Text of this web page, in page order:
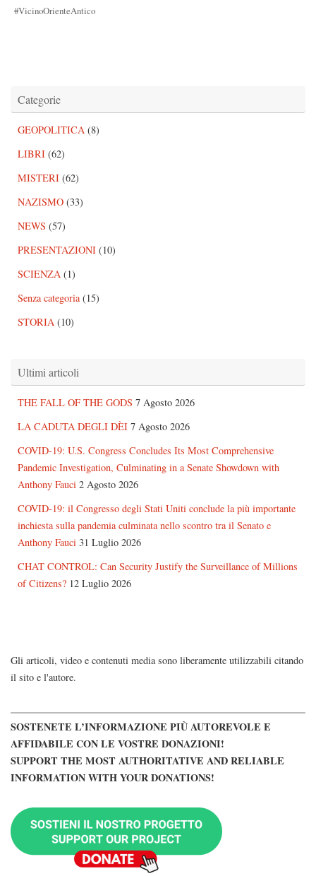
#VicinoOrienteAntico
Categorie
GEOPOLITICA (8)
LIBRI (62)
MISTERI (62)
NAZISMO (33)
NEWS (57)
PRESENTAZIONI (10)
SCIENZA (1)
Senza categoria(15)
STORIA (10)
Ultimi articoli
THE FALL OF THE GODS 7 Agosto 2026
LA CADUTA DEGLI DÈI 7 Agosto 2026
COVID-19: U.S. Congress Concludes Its Most Comprehensive
Pandemic Investigation, Culminating in a Senate Showdown with
Anthony Fauci 2 Agosto 2026
COVID-19: il Congresso degli Stati Uniti conclude la più importante
inchiesta sulla pandemia culminata nello scontro tra il Senato e
Anthony Fauci 31 Luglio 2026
CHAT CONTROL: Can Security Justify the Surveillance of Millions
of Citizens? 12 Luglio 2026
Gli articoli, video e contenuti media sono liberamente utilizzabili citando
il sito e l'autore.
SOSTENETE L’INFORMAZIONE PIÙ AUTOREVOLE E
AFFIDABILE CON LE VOSTRE DONAZIONI!
SUPPORT THE MOST AUTHORITATIVE AND RELIABLE
INFORMATION WITH YOUR DONATIONS!